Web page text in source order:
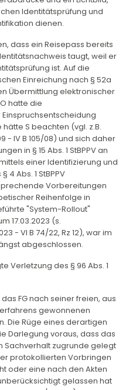
Identitätsprüfung und
dienen.
dass ein Reisepass bereits
taugt, weil er
ist. Auf die
Einreichung nach § 52a
Übermittlung elektronischer
hatte die
S beachten (vgl. z.B.
- IV B 105/08) und sich daher
in § 15 Abs. 1 StBPPV an
einer Identifizierung und
4 Abs. 1 StBPPV
Vorbereitungen
Reihenfolge in
"System-Rollout"
17.03.2023 (s.
- VI B 74/22, Rz 12), war im
abgeschlossen.
Verletzung des § 96 Abs. 1
FG nach seiner freien, aus
gewonnenen
Die Rüge eines derartigen
Darlegung voraus, dass das
Sachverhalt zugrunde gelegt
protokollierten Vorbringen
oder eine nach den Akten
gelassen hat